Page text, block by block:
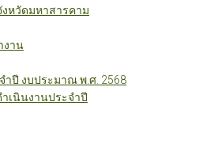
งหวัดมหาสารคาม
งาน
ำปี งบประมาณ พ.ศ. 2568
เนินงานประจำปี